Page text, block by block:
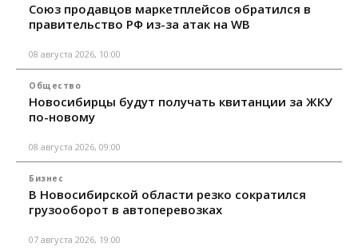
Союз продавцов маркетплейсов обратился в
правительство РФ из-за атак на WB
08 августа 2026, 10:00
Общество
Новосибирцы будут получать квитанции за ЖКУ
по-новому
08 августа 2026, 09:00
Бизнес
В Новосибирской области резко сократился
грузооборот в автоперевозках
07 августа 2026, 19:00